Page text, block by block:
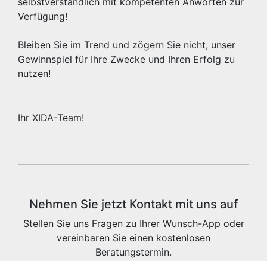
Verfügung!
Bleiben Sie im Trend und zögern Sie nicht, unser
Gewinnspiel für Ihre Zwecke und Ihren Erfolg zu
nutzen!
Ihr XIDA-Team!
Nehmen Sie jetzt Kontakt mit uns auf
Stellen Sie uns Fragen zu Ihrer Wunsch-App oder
vereinbaren Sie einen kostenlosen
Beratungstermin.